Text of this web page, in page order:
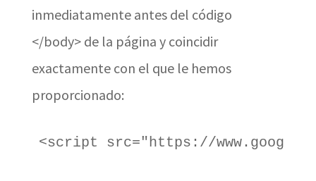
inmediatamente antes del código
</body> de la página y coincidir
exactamente con el que le hemos
proporcionado:
<script src="https://